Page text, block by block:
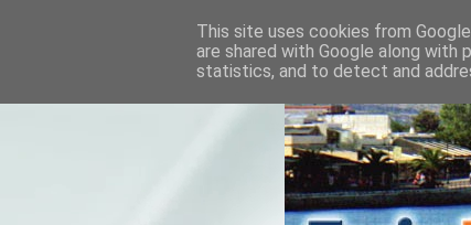
This site uses cookies from
are shared with Google along
statistics, and to detect and